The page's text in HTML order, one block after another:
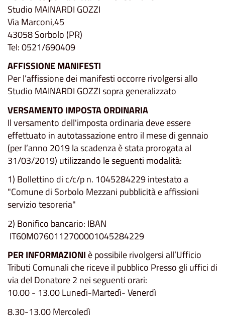
Studio MAINARDI GOZZI
Via Marconi,45
43058 Sorbolo (PR)
Tel: 0521/690409
AFFISSIONE MANIFESTI
Per l’affissione dei manifesti occorre rivolgersi allo
Studio MAINARDI GOZZI sopra generalizzato
VERSAMENTO IMPOSTA ORDINARIA
Il versamento dell'imposta ordinaria deve essere
effettuato in autotassazione entro il mese di gennaio
(per l’anno 2019 la scadenza è stata prorogata al
31/03/2019) utilizzando le seguenti modalità:
1) Bollettino di c/c/p n. 1045284229 intestato a
"Comune di Sorbolo Mezzani pubblicità e affissioni
servizio tesoreria"
2) Bonifico bancario: IBAN
IT60M0760112700001045284229
PER INFORMAZIONI è possibile rivolgersi all’Ufficio
Tributi Comunali che riceve il pubblico Presso gli uffici di
via del Donatore 2 nei seguenti orari:
10.00 - 13.00 Lunedì-Martedì- Venerdì
8.30-13.00 Mercoledì